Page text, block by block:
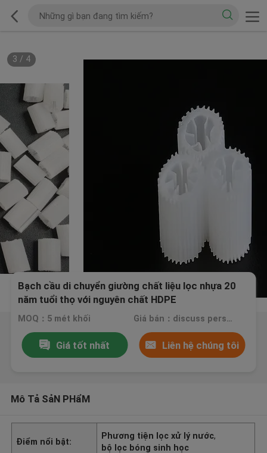
3 / 4
Bạch cầu di chuyển giường chất liệu lọc nhựa 20
năm tuổi thọ với nguyên chất HDPE
MOQ：5 mét khối Giá bán：discuss personally
Giá tốt nhất Liên hệ chúng tôi
Mô Tả SảN PHẩM
Điểm nổi bật:
Phương tiện lọc xử lý nước,
bộ lọc bóng sinh học